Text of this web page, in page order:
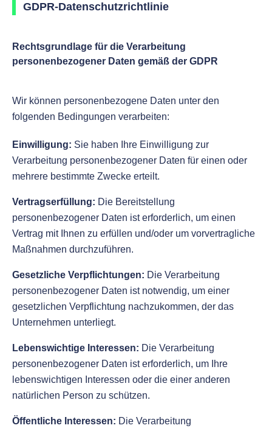
GDPR-Datenschutzrichtlinie
Rechtsgrundlage für die Verarbeitung
personenbezogener Daten gemäß der GDPR
Wir können personenbezogene Daten unter den
folgenden Bedingungen verarbeiten:
Einwilligung: Sie haben Ihre Einwilligung zur
Verarbeitung personenbezogener Daten für einen oder
mehrere bestimmte Zwecke erteilt.
Vertragserfüllung: Die Bereitstellung
personenbezogener Daten ist erforderlich, um einen
Vertrag mit Ihnen zu erfüllen und/oder um vorvertragliche
Maßnahmen durchzuführen.
Gesetzliche Verpflichtungen: Die Verarbeitung
personenbezogener Daten ist notwendig, um einer
gesetzlichen Verpflichtung nachzukommen, der das
Unternehmen unterliegt.
Lebenswichtige Interessen: Die Verarbeitung
personenbezogener Daten ist erforderlich, um Ihre
lebenswichtigen Interessen oder die einer anderen
natürlichen Person zu schützen.
Öffentliche Interessen: Die Verarbeitung